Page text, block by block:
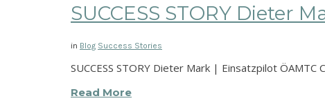
SUCCESS STORY Dieter
in Blog Success Stories
SUCCESS STORY Dieter Mark | Einsatzpilot
Read More